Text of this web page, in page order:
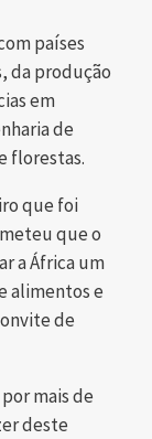
países
da produção
em
de
florestas.
que foi
que o
a África um
alimentos e
de
mais de
deste